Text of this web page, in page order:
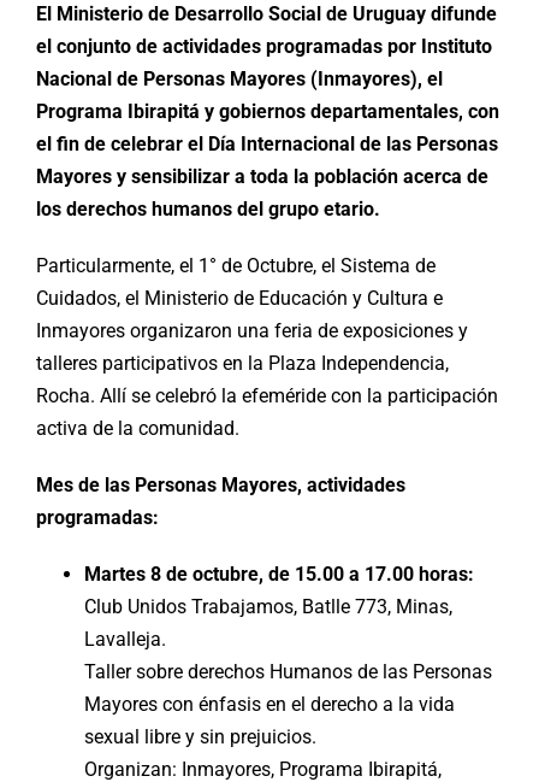
El Ministerio de Desarrollo Social de Uruguay difunde
el conjunto de actividades programadas por Instituto
Nacional de Personas Mayores (Inmayores), el
Programa Ibirapitá y gobiernos departamentales, con
el fin de celebrar el Día Internacional de las Personas
Mayores y sensibilizar a toda la población acerca de
los derechos humanos del grupo etario.
Particularmente, el 1° de Octubre, el Sistema de
Cuidados, el Ministerio de Educación y Cultura e
Inmayores organizaron una feria de exposiciones y
talleres participativos en la Plaza Independencia,
Rocha. Allí se celebró la efeméride con la participación
activa de la comunidad.
Mes de las Personas Mayores, actividades
programadas:
Martes 8 de octubre, de 15.00 a 17.00 horas:
Club Unidos Trabajamos, Batlle 773, Minas,
Lavalleja.
Taller sobre derechos Humanos de las Personas
Mayores con énfasis en el derecho a la vida
sexual libre y sin prejuicios.
Organizan: Inmayores, Programa Ibirapitá,